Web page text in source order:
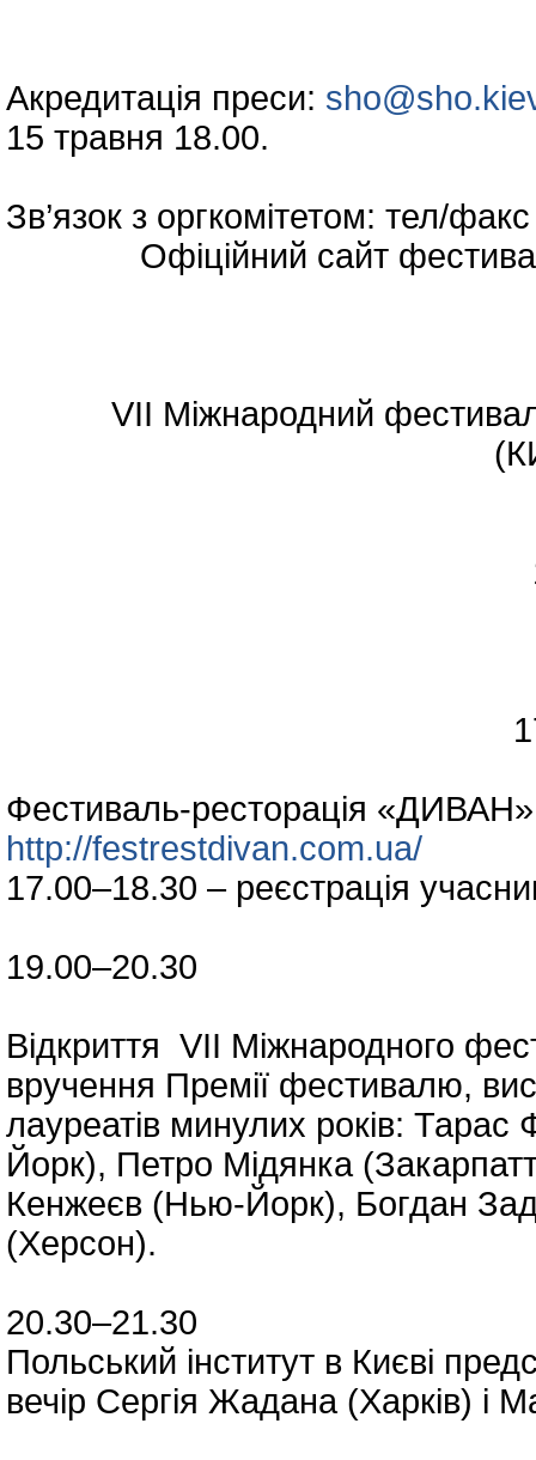
Акредитація преси:
15 травня 18.00.
Зв’язок з оргкомітетом: тел/
Офіційний сайт
VII Міжнародний фестиваль
17–21
17 травня
Фестиваль-ресторація
http://festrestdivan.com.ua/
17.00–18.30 – реєстрація
19.00–20.30
Відкриття VII Міжнародного
вручення Премії фестивалю,
лауреатів минулих років:
Йорк), Петро Мідянка
Кенжеєв (Нью-Йорк), Богдан
(Херсон).
20.30–21.30
Польський інститут в Києві
вечір Сергія Жадана (Харків)